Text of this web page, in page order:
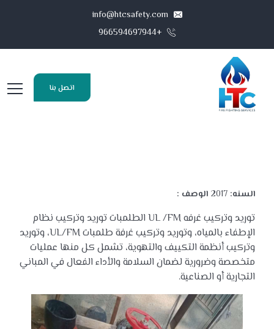
+966594697944
اتصل بنا
السنه: الوصف :
توريد وتركيب غرفه UL /FM الطلمبات
توريد وتركيب نظام
الإطفاء بالمياه، وتوريد وتركيب غرفة طلمبات UL/FM، وتوريد
وتركيب أنظمة التكييف والتهوية، تشمل كل منها عمليات
متخصصة وضرورية لضمان السلامة والأداء الفعال في المباني
التجارية أو الصناعية.